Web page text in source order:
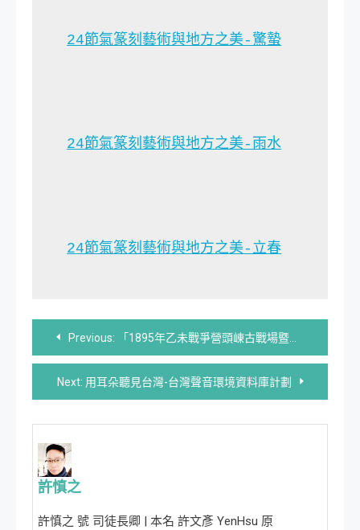
24節氣篆刻藝術與地方之美-驚蟄
24節氣篆刻藝術與地方之美-雨水
24節氣篆刻藝術與地方之美-立春
文
章
導
覽
Previous: 「1895年乙未戰爭營頭崠古戰場暨吳氏宗祠」史蹟調查
Next: 用耳朵聽見台灣-台灣聲音環境資料庫計劃
許慎之
許慎之 號 司徒長卿 | 本名 許文彥 YenHsu 原